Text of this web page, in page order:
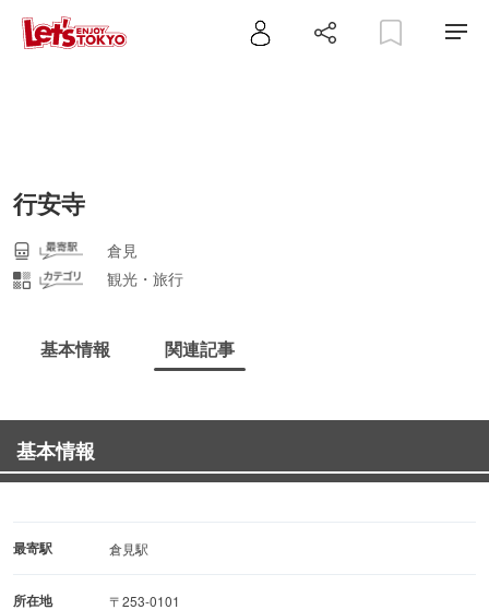
行安寺
倉見
観光・旅行
基本情報 関連記事
基本情報
最寄駅 倉見駅
所在地
〒253-0101